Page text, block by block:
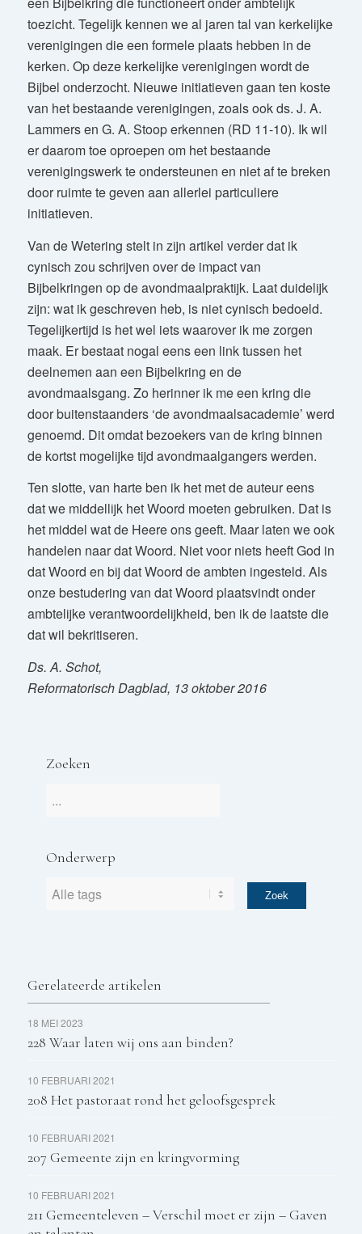
toezicht. Tegelijk kennen we al jaren tal van kerkelijke
verenigingen die een formele plaats hebben in de
kerken. Op deze kerkelijke verenigingen wordt de
Bijbel onderzocht. Nieuwe initiatieven gaan ten koste
van het bestaande verenigingen, zoals ook ds. J. A.
Lammers en G. A. Stoop erkennen (RD 11-10). Ik wil
er daarom toe oproepen om het bestaande
verenigingswerk te ondersteunen en niet af te breken
door ruimte te geven aan allerlei particuliere
initiatieven.
Van de Wetering stelt in zijn artikel verder dat ik
cynisch zou schrijven over de impact van
Bijbelkringen op de avondmaalpraktijk. Laat duidelijk
zijn: wat ik geschreven heb, is niet cynisch bedoeld.
Tegelijkertijd is het wel iets waarover ik me zorgen
maak. Er bestaat nogal eens een link tussen het
deelnemen aan een Bijbelkring en de
avondmaalsgang. Zo herinner ik me een kring die
door buitenstaanders ‘de avondmaalsacademie’ werd
genoemd. Dit omdat bezoekers van de kring binnen
de kortst mogelijke tijd avondmaalgangers werden.
Ten slotte, van harte ben ik het met de auteur eens
dat we middellijk het Woord moeten gebruiken. Dat is
het middel wat de Heere ons geeft. Maar laten we ook
handelen naar dat Woord. Niet voor niets heeft God in
dat Woord en bij dat Woord de ambten ingesteld. Als
onze bestudering van dat Woord plaatsvindt onder
ambtelijke verantwoordelijkheid, ben ik de laatste die
dat wil bekritiseren.
Ds. A. Schot,
Reformatorisch Dagblad, 13 oktober 2016
Zoeken
Onderwerp
Gerelateerde artikelen
18 MEI 2023
228 Waar laten wij ons aan binden?
10 FEBRUARI 2021
208 Het pastoraat rond het geloofsgesprek
10 FEBRUARI 2021
207 Gemeente zijn en kringvorming
10 FEBRUARI 2021
211 Gemeenteleven – Verschil moet er zijn – Gaven